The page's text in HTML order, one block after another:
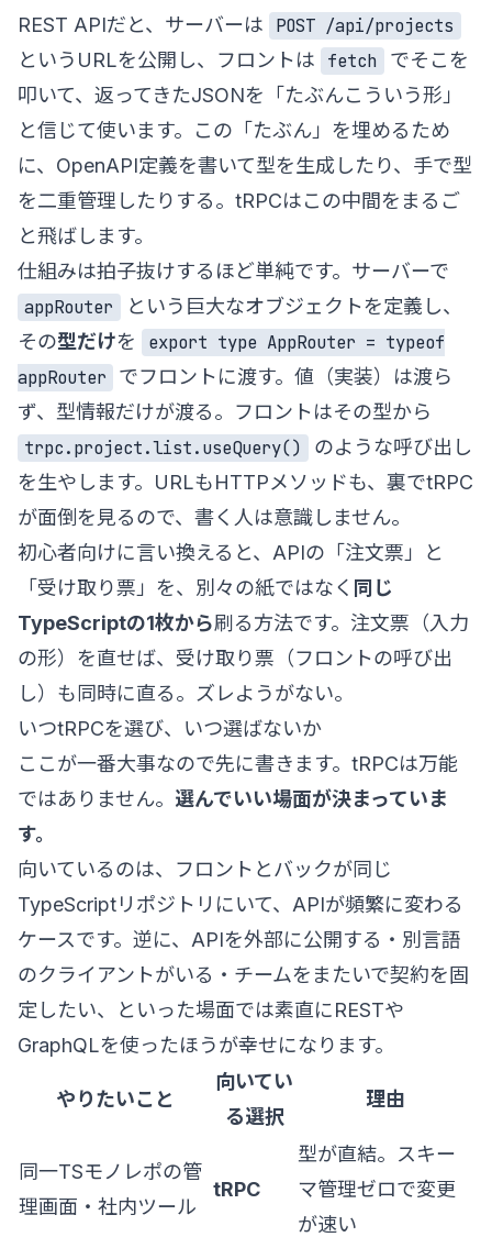
REST APIだと、サーバーは
POST /api/projects
というURLを公開し、フロントは
fetch
でそこを
叩いて、返ってきたJSONを「たぶんこういう形」
と信じて使います。この「たぶん」を埋めるため
に、OpenAPI定義を書いて型を生成したり、手で型
を二重管理したりする。tRPCはこの中間をまるご
と飛ばします。
仕組みは拍子抜けするほど単純です。サーバーで
appRouter
という巨大なオブジェクトを定義し、
その型だけを
export type AppRouter = typeof
appRouter
でフロントに渡す。値（実装）は渡ら
ず、型情報だけが渡る。フロントはその型から
trpc.project.list.useQuery()
のような呼び出し
を生やします。URLもHTTPメソッドも、裏でtRPC
が面倒を見るので、書く人は意識しません。
初心者向けに言い換えると、APIの「注文票」と
「受け取り票」を、別々の紙ではなく 同じ
TypeScriptの1枚から刷る方法です。注文票（入力
の形）を直せば、受け取り票（フロントの呼び出
し）も同時に直る。ズレようがない。
いつtRPCを選び、いつ選ばないか
ここが一番大事なので先に書きます。tRPCは万能
ではありません。 選んでいい場面が決まっていま
す。
向いているのは、フロントとバックが同じ
TypeScriptリポジトリにいて、APIが頻繁に変わる
ケースです。逆に、APIを外部に公開する・別言語
のクライアントがいる・チームをまたいで契約を固
定したい、といった場面では素直にRESTや
GraphQLを使ったほうが幸せになります。
やりたいこと
向いてい
る選択
理由
同一TSモノレポの管
理画面・社内ツール
tRPC
型が直結。スキー
マ管理ゼロで変更
が速い